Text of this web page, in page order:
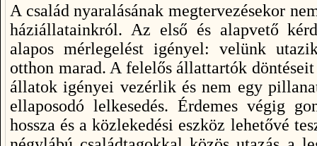
A család nyaralásának megtervezésekor
háziállatainkról. Az első és alapvető
alapos mérlegelést igényel: velünk
otthon marad. A felelős állattartók döntéseit
állatok igényei vezérlik és nem egy
ellaposodó lelkesedés. Érdemes végig
hossza és a közlekedési eszköz lehetővé